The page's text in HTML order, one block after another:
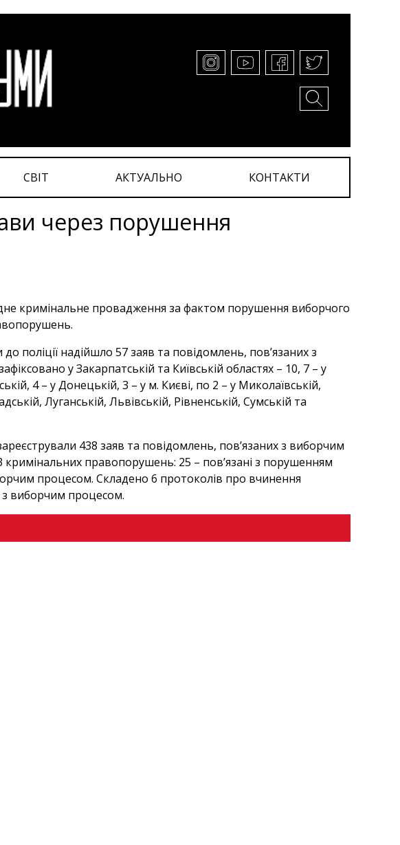
СВІТ АКТУАЛЬНО КОНТАКТИ
через порушення
кримінальне провадження за фактом порушення виборчого
поліції надійшло 57 заяв та повідомлень, пов’язаних з
у Закарпатській та Київській областях – 10, 7 – у
4 – у Донецькій, 3 – у м. Києві, по 2 – у Миколаївській,
Луганській, Львівській, Рівненській, Сумській та
438 заяв та повідомлень, пов’язаних з виборчим
правопорушень: 25 – пов’язані з порушенням
процесом. Складено 6 протоколів про вчинення
з виборчим процесом.